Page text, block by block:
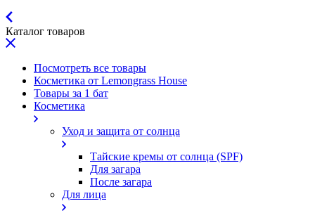
Каталог товаров
Посмотреть все товары
Косметика от Lemongrass House
Товары за 1 бат
Косметика
Уход и защита от солнца
Тайские кремы от солнца (SPF)
Для загара
После загара
Для лица